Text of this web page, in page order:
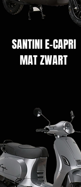
SANTINI E-CAPRI
MAT ZWART